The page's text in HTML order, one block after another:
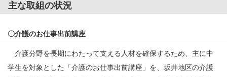
主な取組の状況
〇介護のお仕事出前講座
介護分野を長期にわたって支える人材を確保するため、主に中
学生を対象とした「介護のお仕事出前講座」を、坂井地区の介護